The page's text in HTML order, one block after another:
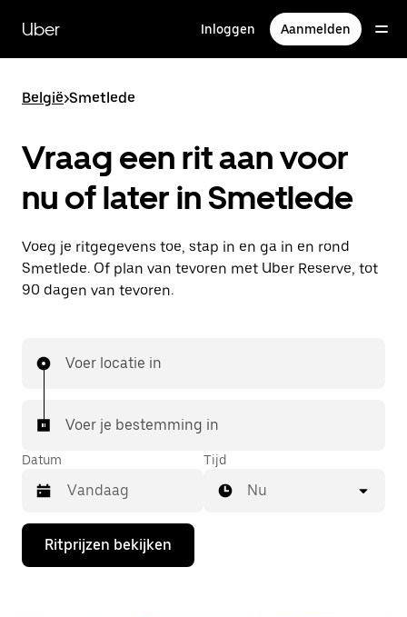
naar
hoofdinhoud
Uber Inloggen Aanmelden
België>Smetlede
Vraag een rit aan voor
nu of later in Smetlede
Voeg je ritgegevens toe, stap in en ga in en rond
Smetlede. Of plan van tevoren met Uber Reserve, tot
90 dagen van tevoren.
Voer locatie in
Voer je bestemming in
Datum
Druk
de
Tijd
Nu
Ritprijzen bekijken